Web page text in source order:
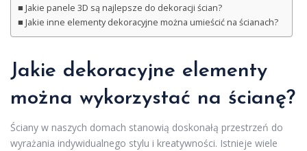
Jakie panele 3D są najlepsze do dekoracji ścian?
Jakie inne elementy dekoracyjne można umieścić na ścianach?
Jakie dekoracyjne elementy
można wykorzystać na ścianę?
Ściany w naszych domach stanowią doskonałą przestrzeń do
wyrażania indywidualnego stylu i kreatywności. Istnieje wiele